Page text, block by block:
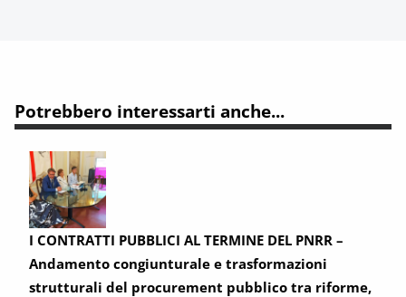
Potrebbero interessarti anche...
I CONTRATTI PUBBLICI AL TERMINE DEL PNRR –
Andamento congiunturale e trasformazioni
strutturali del procurement pubblico tra riforme,